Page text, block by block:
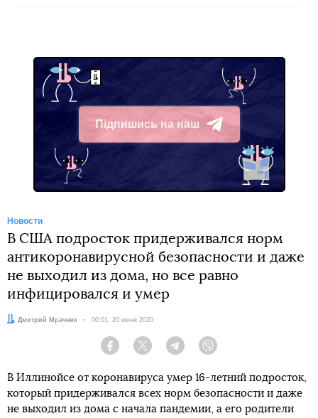
Підпишись на наш
Telegram
Новости
В США подросток придерживался норм
антикоронавирусной безопасности и даже
не выходил из дома, но все равно
инфицировался и умер
Автор:
Дмитрий Мрачник Дата:
00:01, 20 июня 2020
Facebook Twitter Telegram
В Иллинойсе от коронавируса умер 16-летний подросток,
который придерживался всех норм безопасности и даже
не выходил из дома с начала пандемии, а его родители